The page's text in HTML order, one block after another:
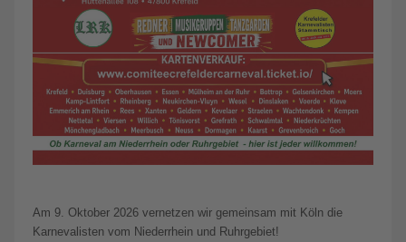
Am 9. Oktober 2026 vernetzen wir gemeinsam mit Köln die
Karnevalisten vom Niederrhein und Ruhrgebiet!